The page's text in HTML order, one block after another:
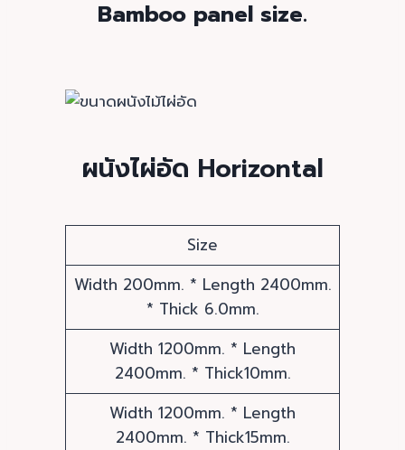
Bamboo panel size.
ผนังไผ่อัด Horizontal
Size
Width 200mm. * Length 2400mm.
* Thick 6.0mm.
Width 1200mm. * Length
2400mm. * Thick10mm.
Width 1200mm. * Length
2400mm. * Thick15mm.